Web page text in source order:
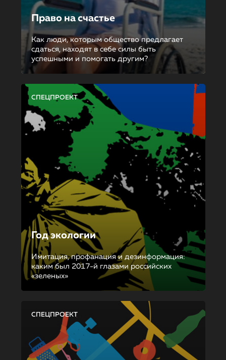
Право на счастье
Как люди, которым общество предлагает
сдаться, находят в себе силы быть
успешными и помогать другим?
СПЕЦПРОЕКТ
Год экологии
Имитация, профанация и дезинформация:
каким был 2017-й глазами российских
«зеленых»
СПЕЦПРОЕКТ